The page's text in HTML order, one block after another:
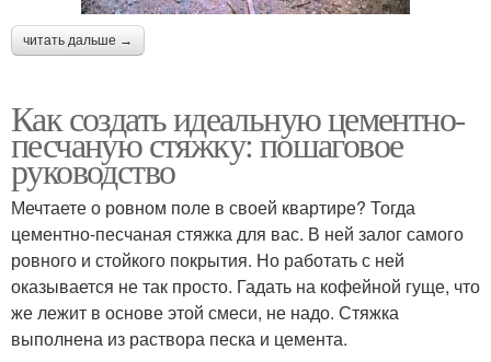
читать дальше →
Как создать идеальную цементно-
песчаную стяжку: пошаговое
руководство
Мечтаете о ровном поле в своей квартире? Тогда
цементно-песчаная стяжка для вас. В ней залог самого
ровного и стойкого покрытия. Но работать с ней
оказывается не так просто. Гадать на кофейной гуще, что
же лежит в основе этой смеси, не надо. Стяжка
выполнена из раствора песка и цемента.